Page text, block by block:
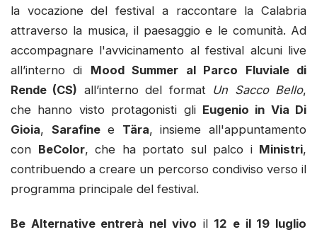
la vocazione del festival a raccontare la Calabria
attraverso la musica, il paesaggio e le comunità. Ad
accompagnare l'avvicinamento al festival alcuni live
all’interno di Mood Summer al Parco Fluviale di
Rende (CS) all’interno del format Un Sacco Bello,
che hanno visto protagonisti gli Eugenio in Via Di
Gioia, Sarafinee Tära, insieme all'appuntamento
con BeColor, che ha portato sul palco i Ministri,
contribuendo a creare un percorso condiviso verso il
programma principale del festival.
Be Alternative entrerà nel vivo il 12 e il 19 luglio